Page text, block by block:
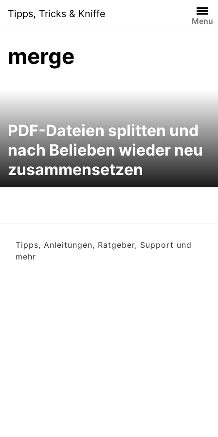
content
Tipps, Tricks & Kniffe
Menu
merge
PDF-Dateien splitten und
nach Belieben wieder neu
zusammensetzen
Tipps, Anleitungen, Ratgeber, Support und
mehr